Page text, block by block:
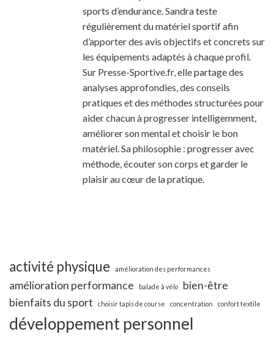
sports d’endurance. Sandra teste
régulièrement du matériel sportif afin
d’apporter des avis objectifs et concrets sur
les équipements adaptés à chaque profil.
Sur Presse-Sportive.fr, elle partage des
analyses approfondies, des conseils
pratiques et des méthodes structurées pour
aider chacun à progresser intelligemment,
améliorer son mental et choisir le bon
matériel. Sa philosophie : progresser avec
méthode, écouter son corps et garder le
plaisir au cœur de la pratique.
activité physique amélioration des performances
amélioration performance balade à vélo
bien-être
bienfaits du sport
choisir tapis de course concentration confort textile
développement personnel